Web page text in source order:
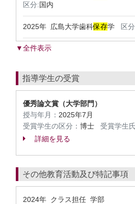
区分:国内
2025年 広島大学歯科保存学 区
▼全件表示
指導学生の受賞
優秀論文賞（大学部門）
授与年月： 2025年7月
受賞学生の区分： 博士 受賞学生
詳細を見る
その他教育活動及び特記事項
2024年 クラス担任 学部